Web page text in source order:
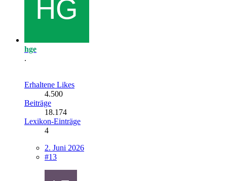
hge
.
Erhaltene Likes
4.500
Beiträge
18.174
Lexikon-Einträge
4
2. Juni 2026
#13